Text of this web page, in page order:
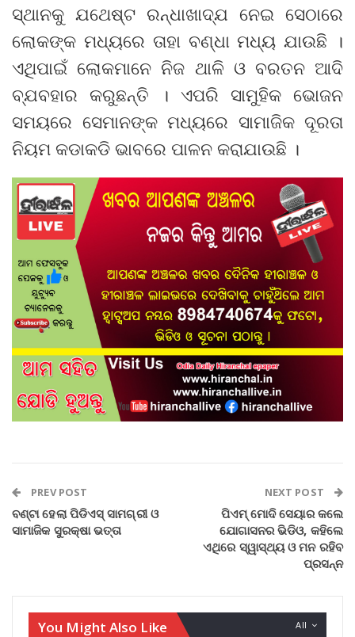
ସ୍ଥାନକୁ ଯଥେଷ୍ଟ ରନ୍ଧାଖାଦ୍ଯ ନେଇ ସେଠାରେ
ଲୋକଙ୍କ ମଧ୍ୟରେ ତାହା ବଣ୍ଧା ମଧ୍ୟ ଯାଉଛି ।
ଏଥିପାଇଁ ଲୋକମାନେ ନିଜ ଥାଳି ଓ ବରତନ ଆଦି
ବ୍ଯବହାର କରୁଛନ୍ତି । ଏପରି ସାମୁହିକ ଭୋଜନ
ସମୟରେ ସେମାନଙ୍କ ମଧ୍ୟରେ ସାମାଜିକ ଦୂରତା
ନିୟମ କଡାକଡି ଭାବରେ ପାଳନ କରାଯାଉଛି ।
PREV POST
ବଣ୍ଟା ହେଲା ପିଡିଏସ୍ ସାମଗ୍ରୀ ଓ
ସାମାଜିକ ସୁରକ୍ଷା ଭତ୍ତା
NEXT POST
ପିଏମ୍ ମୋଦି ସେୟାର କଲେ
ଯୋଗାସନର ଭିଡିଓ, କହିଲେ
ଏଥିରେ ସ୍ୱାସ୍ଥ୍ୟ ଓ ମନ ରହିବ
ପ୍ରସନ୍ନ
All
You Might Also Like